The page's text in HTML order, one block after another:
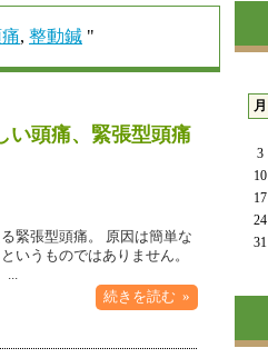
, 整動鍼 "
い頭痛、緊張型頭痛
緊張型頭痛。 原因は簡単な
いうものではありません。
...
続きを読む »
月
3
10
17
24
31